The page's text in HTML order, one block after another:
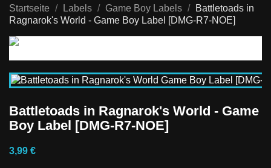
Startseite Labels Game Boy Labels
Battletoads in
Ragnarok's World - Game Boy Label [DMG-R7-NOE]
Battletoads in Ragnarok's World - Game
Boy Label [DMG-R7-NOE]
3,99 €